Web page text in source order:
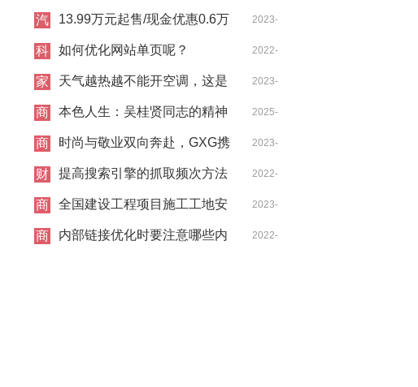
——韩银山一行寻访牛子龙将
军革命足迹
07-29
汽
13.99万元起售/现金优惠0.6万
元 你确定不来看看捷途旅行者
吗？
2023-
10-03
科
如何优化网站单页呢？ 2022-
01-07
家
天气越热越不能开空调，这是
什么道理？
2023-
07-27
商
本色人生：吴桂贤同志的精神
遗产与现实启示
2025-
05-02
商
时尚与敬业双向奔赴，GXG携
手龚俊重塑青年通勤新时尚
2023-
09-04
财
提高搜索引擎的抓取频次方法 2022-
01-07
商
全国建设工程项目施工工地安
全生产标准化项目观摩会在蚌
2023-
08-01
商
内部链接优化时要注意哪些内 2022-